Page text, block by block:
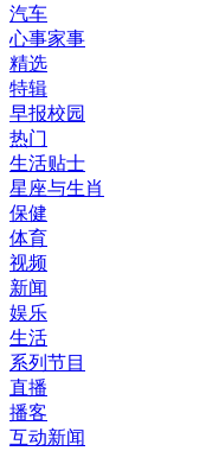
汽车
心事家事
精选
特辑
早报校园
热门
生活贴士
星座与生肖
保健
体育
视频
新闻
娱乐
生活
系列节目
直播
播客
互动新闻